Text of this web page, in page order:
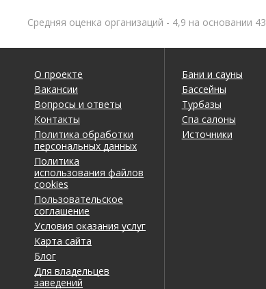
Средняя оценка организаций - 4,9 на основании
О проекте
Вакансии
Вопросы и ответы
Контакты
Политика обработки
персональных данных
Политика
использования файлов
cookies
Пользовательское
соглашение
Условия оказания услуг
Карта сайта
Блог
Для владельцев
заведений
Бани и сауны
Бассейны
Турбазы
Спа салоны
Источники